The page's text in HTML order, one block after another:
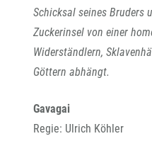
Schicksal seines Bruders
Zuckerinsel von einer
Widerständlern,
Göttern abhängt.
Gavagai
Regie: Ulrich Köhler